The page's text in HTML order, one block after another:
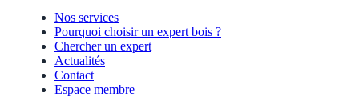
Nos services
Pourquoi choisir un expert bois ?
Chercher un expert
Actualités
Contact
Espace membre